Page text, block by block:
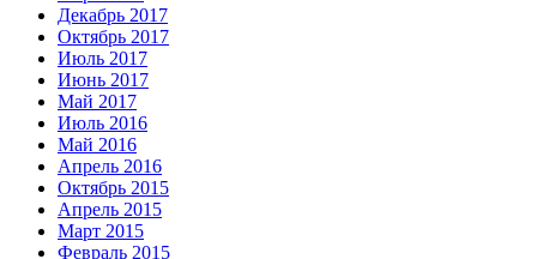
Декабрь 2017
Октябрь 2017
Июль 2017
Июнь 2017
Май 2017
Июль 2016
Май 2016
Апрель 2016
Октябрь 2015
Апрель 2015
Март 2015
Февраль 2015